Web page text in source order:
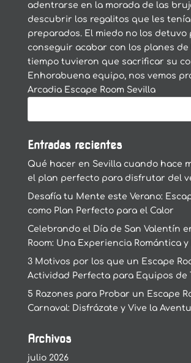
adentrarse en la morada de las
descubrir los regalitos que les
preparados. El miedo no los detuvo
conseguir acabar con los planes de
tiempo tuvieron que sacrificar su
Enhorabuena equipo, nos vemos
Arcadia Escape Room Sevilla
Entradas recientes
Qué hacer en Sevilla cuando hace
el plan perfecto para disfrutar del
Desafía tu Mente este Verano:
como Plan Perfecto para el Calor
Celebrando el Día de San Valentín
Room: Una Experiencia Romántica
3 Motivos por los que un Escape
Actividad Perfecta para Equipos de
5 Razones para Probar un Escape
Carnaval: Disfrázate y Vive la
Archivos
julio 2026